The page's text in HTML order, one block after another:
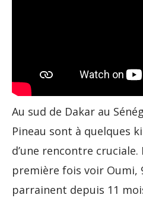
Au sud de Dakar au
Pineau sont à quelques
d’une rencontre
première fois voir Oumi,
parrainent depuis 11